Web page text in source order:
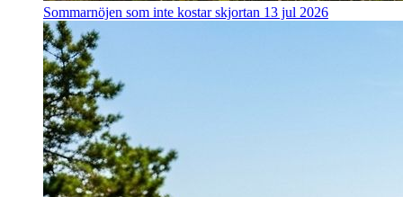
Sommarnöjen som inte kostar skjortan 13 jul 2026